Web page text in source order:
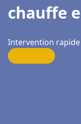
chauffe
Intervention rapide